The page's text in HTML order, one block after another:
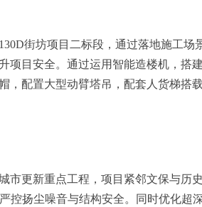
街坊项目二标段，通过落地施工场
项目安全。通过运用智能造楼机，搭
配置大型动臂塔吊，配套人货梯搭
更新重点工程，项目紧邻文保与历
扬尘噪音与结构安全。同时优化超